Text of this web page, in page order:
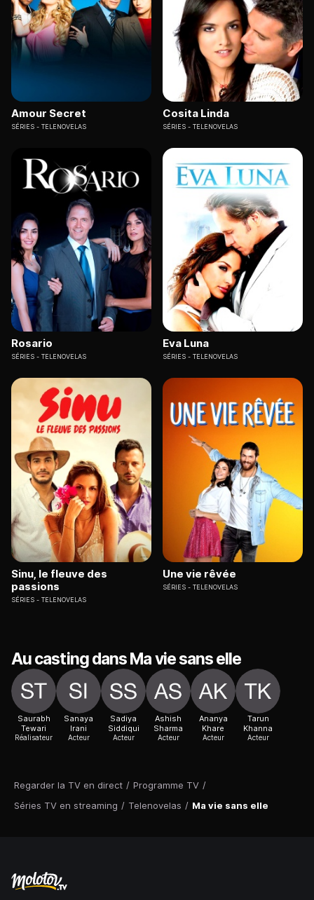
Regarder la TV en direct / Programme TV /
Séries TV en streaming / Telenovelas / Ma vie sans elle
Amour Secret
SÉRIES TELENOVELAS
Cosita Linda
SÉRIES TELENOVELAS
Rosario
SÉRIES TELENOVELAS
Eva Luna
SÉRIES TELENOVELAS
Sinu, le fleuve des
passions
SÉRIES TELENOVELAS
Une vie rêvée
SÉRIES TELENOVELAS
Au casting dans Ma vie sans elle
Saurabh
Tewari
Réalisateur
Sanaya
Irani
Acteur
Sadiya
Siddiqui
Acteur
Ashish
Sharma
Acteur
Ananya
Khare
Acteur
Tarun
Khanna
Acteur